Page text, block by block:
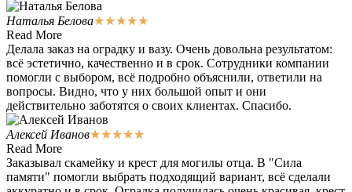
Наталья Белова★★★★★
Read More
Делала заказ на оградку и вазу. Очень довольна результатом:
всё эстетично, качественно и в срок. Сотрудники компании
помогли с выбором, всё подробно объяснили, ответили на
вопросы. Видно, что у них большой опыт и они
действительно заботятся о своих клиентах. Спасибо.
Алексей Иванов★★★★★
Read More
Заказывал скамейку и крест для могилы отца. В "Сила
памяти" помогли выбрать подходящий вариант, всё сделали